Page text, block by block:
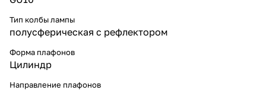
Тип колбы лампы
полусферическая с рефлектором
Форма плафонов
Цилиндр
Направление плафонов